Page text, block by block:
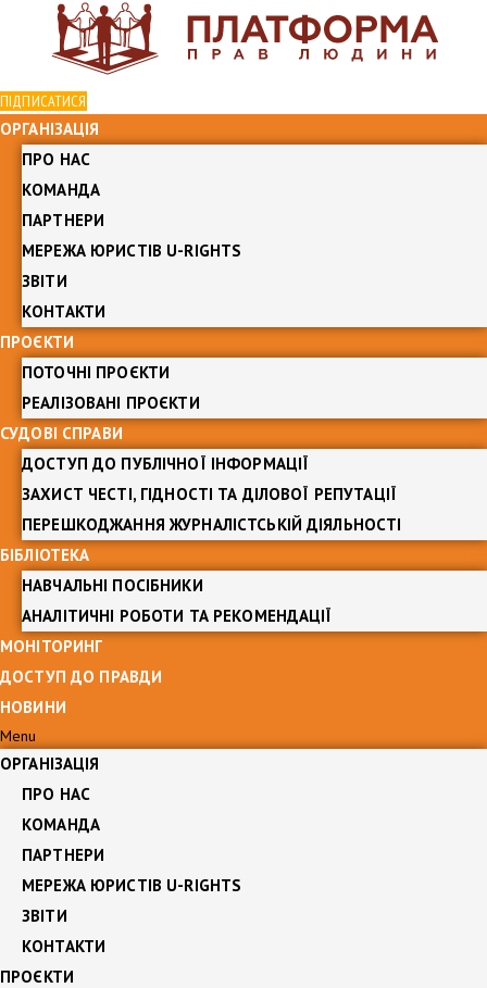
ПІДПИСАТИСЯ
ОРГАНІЗАЦІЯ
ПРО НАС
КОМАНДА
ПАРТНЕРИ
МЕРЕЖА ЮРИСТІВ U-RIGHTS
ЗВІТИ
КОНТАКТИ
ПРОЄКТИ
ПОТОЧНІ ПРОЄКТИ
РЕАЛІЗОВАНІ ПРОЄКТИ
СУДОВІ СПРАВИ
ДОСТУП ДО ПУБЛІЧНОЇ ІНФОРМАЦІЇ
ЗАХИСТ ЧЕСТІ, ГІДНОСТІ ТА ДІЛОВОЇ РЕПУТАЦІЇ
ПЕРЕШКОДЖАННЯ ЖУРНАЛІСТСЬКІЙ ДІЯЛЬНОСТІ
БІБЛІОТЕКА
НАВЧАЛЬНІ ПОСІБНИКИ
АНАЛІТИЧНІ РОБОТИ ТА РЕКОМЕНДАЦІЇ
МОНІТОРИНГ
ДОСТУП ДО ПРАВДИ
НОВИНИ
Menu
ОРГАНІЗАЦІЯ
ПРО НАС
КОМАНДА
ПАРТНЕРИ
МЕРЕЖА ЮРИСТІВ U-RIGHTS
ЗВІТИ
КОНТАКТИ
ПРОЄКТИ